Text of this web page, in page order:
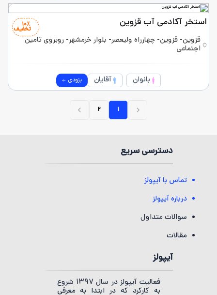
10٪
تخفیف
استخر آکادمی آب قزوین
قزوین- قزوین- چهارراه ولیعصر- بلوار خرمشهر- روبروی تامین
اجتماعی
بانوان آقایان بزودی
1
2
دسترسی سریع
تماس با آیپولز
درباره آیپولز
سوالات متداول
مقالات
آیپولز
فعالیت آیپولز در سال 1397 شروع
به کارکرد که در ابتدا به معرفی